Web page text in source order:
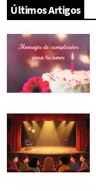
Últimos Artigos